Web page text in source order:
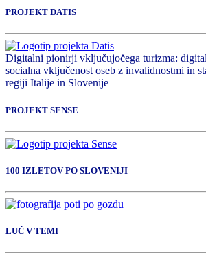
PROJEKT DATIS
Digitalni pionirji vključujočega turizma:
socialna vključenost oseb z invalidnostmi in
regiji Italije in Slovenije
PROJEKT SENSE
100 IZLETOV PO SLOVENIJI
LUČ V TEMI